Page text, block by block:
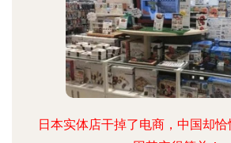
日本实体店干掉了电商，中国却